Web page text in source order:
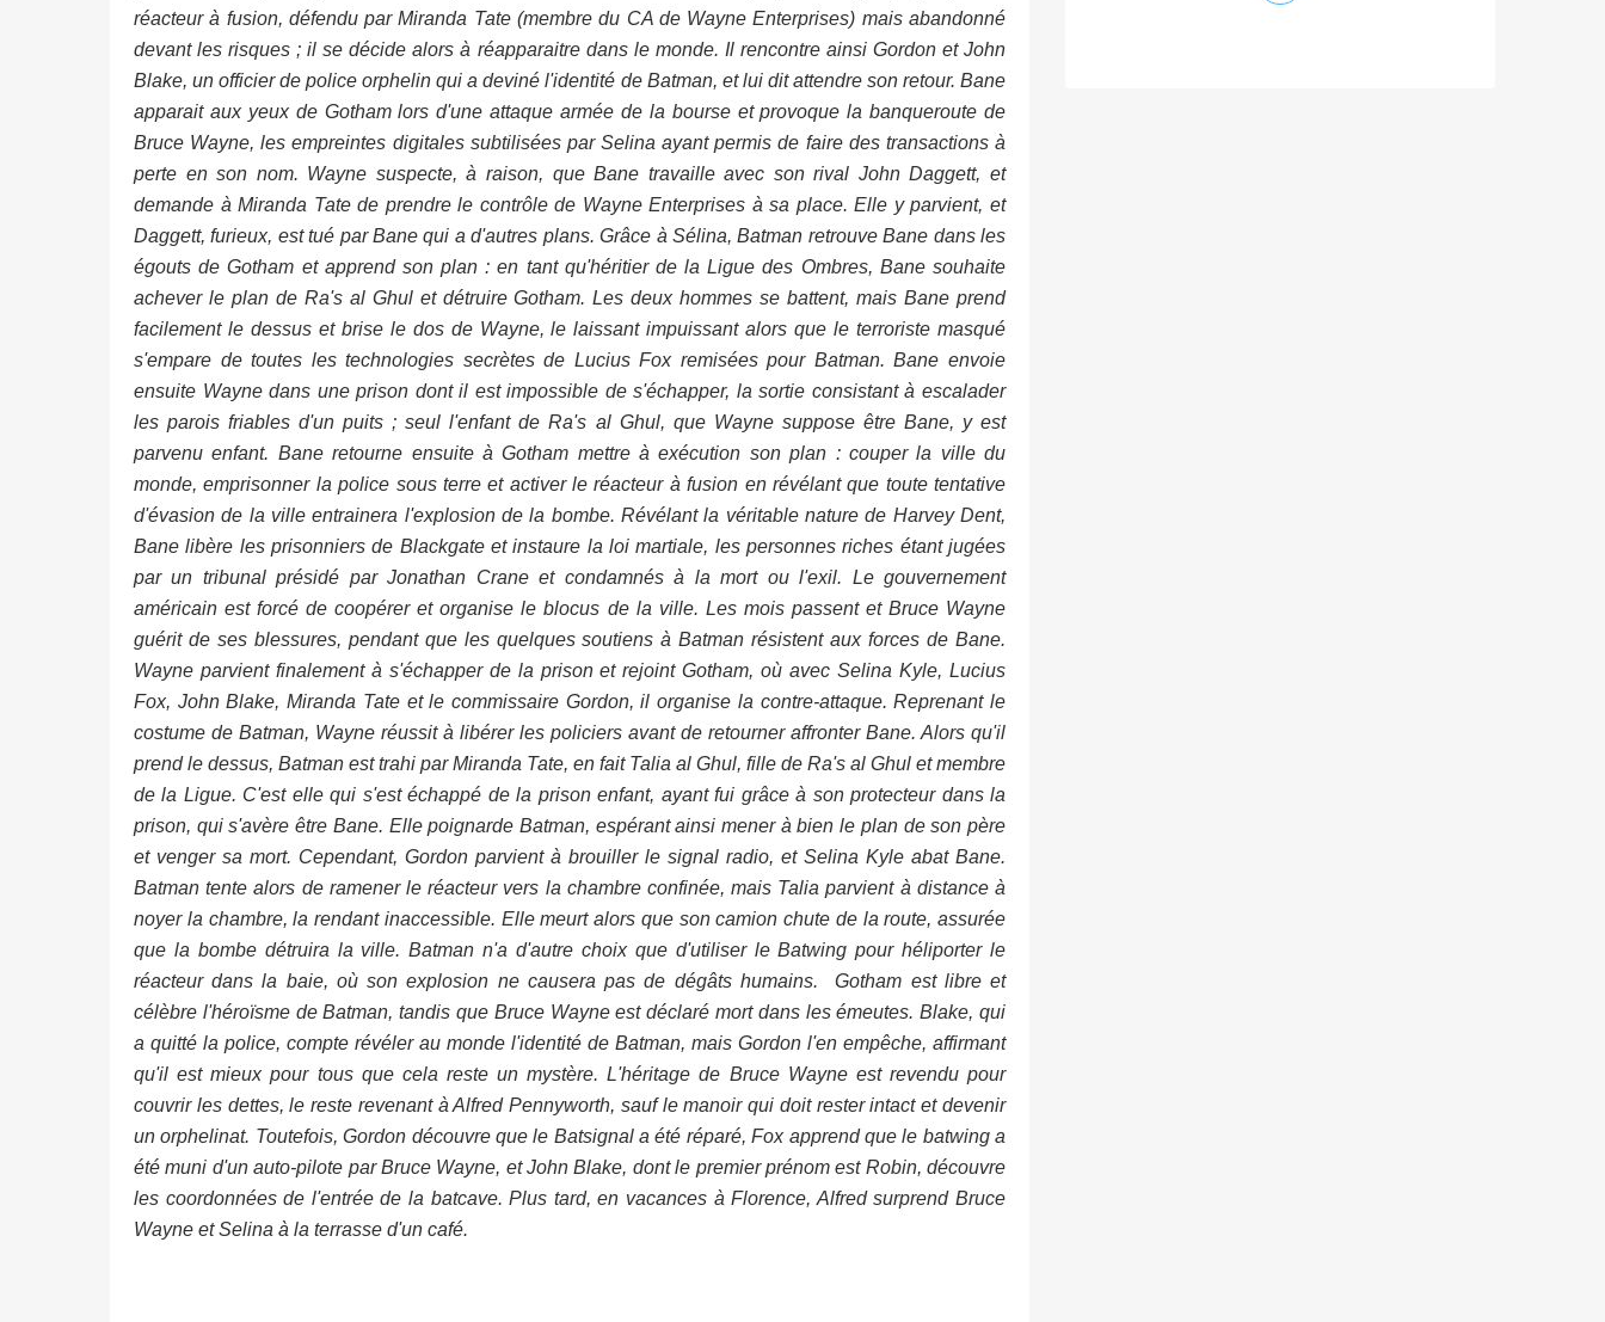
réacteur à fusion, défendu par Miranda Tate (membre du CA de Wayne Enterprises) mais abandonné
devant les risques ; il se décide alors à réapparaitre dans le monde. Il rencontre ainsi Gordon et John
Blake, un officier de police orphelin qui a deviné l'identité de Batman, et lui dit attendre son retour. Bane
apparait aux yeux de Gotham lors d'une attaque armée de la bourse et provoque la banqueroute de
Bruce Wayne, les empreintes digitales subtilisées par Selina ayant permis de faire des transactions à
perte en son nom. Wayne suspecte, à raison, que Bane travaille avec son rival John Daggett, et
demande à Miranda Tate de prendre le contrôle de Wayne Enterprises à sa place. Elle y parvient, et
Daggett, furieux, est tué par Bane qui a d'autres plans. Grâce à Sélina, Batman retrouve Bane dans les
égouts de Gotham et apprend son plan : en tant qu'héritier de la Ligue des Ombres, Bane souhaite
achever le plan de Ra's al Ghul et détruire Gotham. Les deux hommes se battent, mais Bane prend
facilement le dessus et brise le dos de Wayne, le laissant impuissant alors que le terroriste masqué
s'empare de toutes les technologies secrètes de Lucius Fox remisées pour Batman. Bane envoie
ensuite Wayne dans une prison dont il est impossible de s'échapper, la sortie consistant à escalader
les parois friables d'un puits ; seul l'enfant de Ra's al Ghul, que Wayne suppose être Bane, y est
parvenu enfant. Bane retourne ensuite à Gotham mettre à exécution son plan : couper la ville du
monde, emprisonner la police sous terre et activer le réacteur à fusion en révélant que toute tentative
d'évasion de la ville entrainera l'explosion de la bombe. Révélant la véritable nature de Harvey Dent,
Bane libère les prisonniers de Blackgate et instaure la loi martiale, les personnes riches étant jugées
par un tribunal présidé par Jonathan Crane et condamnés à la mort ou l'exil. Le gouvernement
américain est forcé de coopérer et organise le blocus de la ville. Les mois passent et Bruce Wayne
guérit de ses blessures, pendant que les quelques soutiens à Batman résistent aux forces de Bane.
Wayne parvient finalement à s'échapper de la prison et rejoint Gotham, où avec Selina Kyle, Lucius
Fox, John Blake, Miranda Tate et le commissaire Gordon, il organise la contre-attaque. Reprenant le
costume de Batman, Wayne réussit à libérer les policiers avant de retourner affronter Bane. Alors qu'il
prend le dessus, Batman est trahi par Miranda Tate, en fait Talia al Ghul, fille de Ra's al Ghul et membre
de la Ligue. C'est elle qui s'est échappé de la prison enfant, ayant fui grâce à son protecteur dans la
prison, qui s'avère être Bane. Elle poignarde Batman, espérant ainsi mener à bien le plan de son père
et venger sa mort. Cependant, Gordon parvient à brouiller le signal radio, et Selina Kyle abat Bane.
Batman tente alors de ramener le réacteur vers la chambre confinée, mais Talia parvient à distance à
noyer la chambre, la rendant inaccessible. Elle meurt alors que son camion chute de la route, assurée
que la bombe détruira la ville. Batman n'a d'autre choix que d'utiliser le Batwing pour héliporter le
réacteur dans la baie, où son explosion ne causera pas de dégâts humains. Gotham est libre et
célèbre l'héroïsme de Batman, tandis que Bruce Wayne est déclaré mort dans les émeutes. Blake, qui
a quitté la police, compte révéler au monde l'identité de Batman, mais Gordon l'en empêche, affirmant
qu'il est mieux pour tous que cela reste un mystère. L'héritage de Bruce Wayne est revendu pour
couvrir les dettes, le reste revenant à Alfred Pennyworth, sauf le manoir qui doit rester intact et devenir
un orphelinat. Toutefois, Gordon découvre que le Batsignal a été réparé, Fox apprend que le batwing a
été muni d'un auto-pilote par Bruce Wayne, et John Blake, dont le premier prénom est Robin, découvre
les coordonnées de l'entrée de la batcave. Plus tard, en vacances à Florence, Alfred surprend Bruce
Wayne et Selina à la terrasse d'un café.